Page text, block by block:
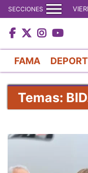
SECCIONES
FAMA
Temas: